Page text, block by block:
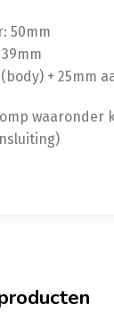
50mm
+ 25mm
waaronder